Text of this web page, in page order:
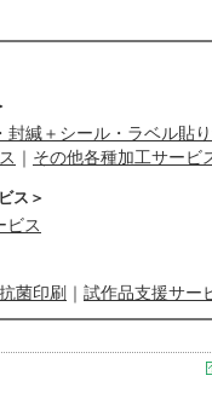
封緘＋シール・ラベル貼
その他各種加工サービ
ス＞
ビス
抗菌印刷 試作品支援サー